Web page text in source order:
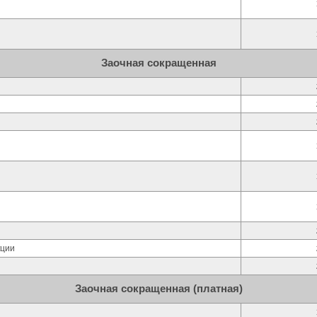
Заочная сокращенная
Заочная сокращенная (платная)